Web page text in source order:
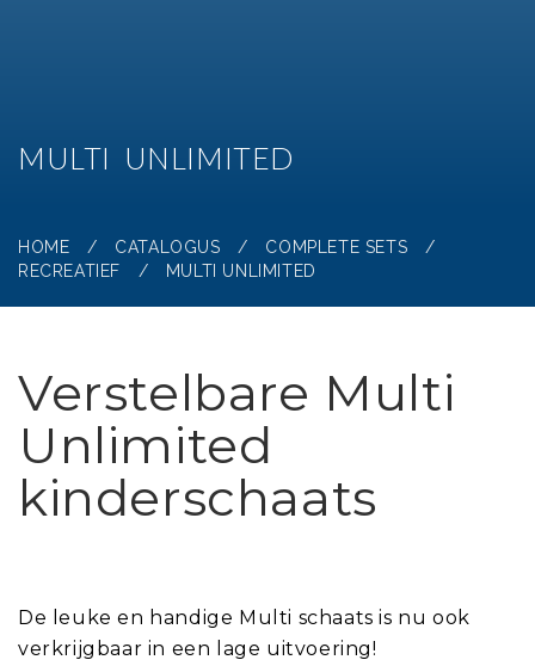
MULTI UNLIMITED
HOME / CATALOGUS / COMPLETE SETS
/
RECREATIEF
/ MULTI UNLIMITED
Verstelbare Multi
Unlimited
kinderschaats
De leuke en handige Multi schaats is nu ook
verkrijgbaar in een lage uitvoering!